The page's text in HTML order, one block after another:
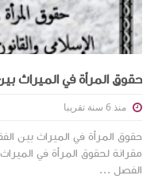
حقوق المرأة في الميراث
منذ 6 سنة تقريبا
حقوق المرأة في الميراث بين
مقرانة لحقوق المرأة في
الفصل ...